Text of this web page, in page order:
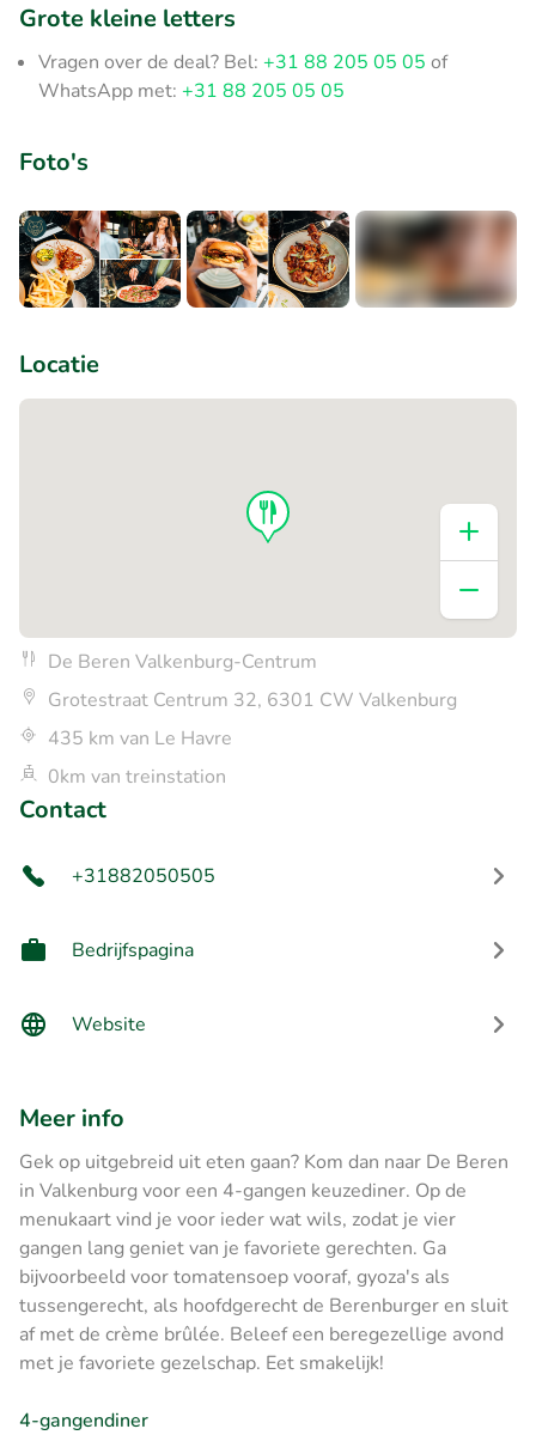
Grote kleine letters
Vragen over de deal? Bel: +31 88 205 05 05 of
WhatsApp met: +31 88 205 05 05
Foto's
Locatie
De Beren Valkenburg-Centrum
Grotestraat Centrum 32, 6301 CW Valkenburg
435 km van Le Havre
0km van treinstation
Contact
+31882050505
Bedrijfspagina
Website
Meer info
Gek op uitgebreid uit eten gaan? Kom dan naar De Beren
in Valkenburg voor een 4-gangen keuzediner. Op de
menukaart vind je voor ieder wat wils, zodat je vier
gangen lang geniet van je favoriete gerechten. Ga
bijvoorbeeld voor tomatensoep vooraf, gyoza's als
tussengerecht, als hoofdgerecht de Berenburger en sluit
af met de crème brûlée. Beleef een beregezellige avond
met je favoriete gezelschap. Eet smakelijk!
4-gangendiner